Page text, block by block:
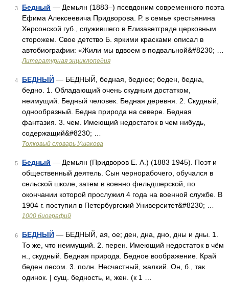
3 Бедный — Демьян (1883–) псевдоним современного поэта
Ефима Алексеевича Придворова. Р. в семье крестьянина
Херсонской губ., служившего в Елизаветграде церковным
сторожем. Свое детство Б. яркими красками описал в
автобиографии: «Жили мы вдвоем в подвальной&#8230; …
Литературная энциклопедия
4 БЕДНЫЙ — БЕДНЫЙ, бедная, бедное; беден, бедна,
бедно. 1. Обладающий очень скудным достатком,
неимущий. Бедный человек. Бедная деревня. 2. Скудный,
однообразный. Бедна природа на севере. Бедная
фантазия. 3. чем. Имеющий недостаток в чем нибудь,
содержащий&#8230; …
Толковый словарь Ушакова
5 Бедный — Демьян (Придворов Е. А.) (1883 1945). Поэт и
общественный деятель. Сын чернорабочего, обучался в
сельской школе, затем в военно фельдшерской, по
окончании которой прослужил 4 года на военной службе. В
1904 г. поступил в Петербургский Университет&#8230; …
1000 биографий
6 БЕДНЫЙ — БЕДНЫЙ, ая, ое; ден, дна, дно, дны и дны. 1.
То же, что неимущий. 2. перен. Имеющий недостаток в чём
н., скудный. Бедная природа. Бедное воображение. Край
беден лесом. 3. полн. Несчастный, жалкий. Он, б., так
одинок. | сущ. бедность, и, жен. (к 1 …